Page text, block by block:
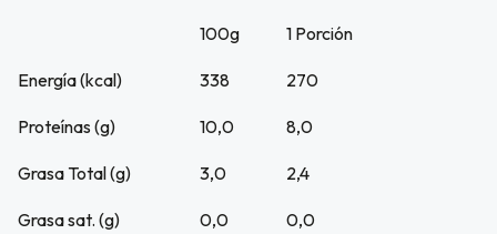
100g 1 Porción
Energía (kcal) 338 270
Proteínas (g) 10,0 8,0
Grasa Total (g) 3,0 2,4
Grasa sat. (g) 0,0 0,0